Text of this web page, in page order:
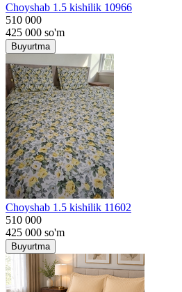
Choyshab 1.5 kishilik 10966
510 000
425 000 so'm
Buyurtma
Choyshab 1.5 kishilik 11602
510 000
425 000 so'm
Buyurtma